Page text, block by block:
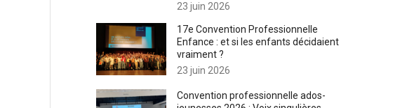
23 juin 2026
17e Convention Professionnelle
Enfance : et si les enfants décidaient
vraiment ?
23 juin 2026
Convention professionnelle ados-